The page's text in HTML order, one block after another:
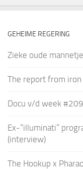
GEHEIME REGERING
Zieke oude
The report from
Docu v/d week
Ex-“illuminati”
(interview)
The Hookup x